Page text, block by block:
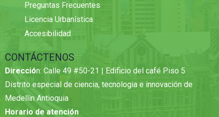
Preguntas Frecuentes
Licencia Urbanística
Accesibilidad
CONTÁCTENOS
Dirección: Calle 49 #50-21 | Edificio del café Piso 5
Distrito especial de ciencia, tecnologia e innovación de
Medellin Antioquia
Horario de atención